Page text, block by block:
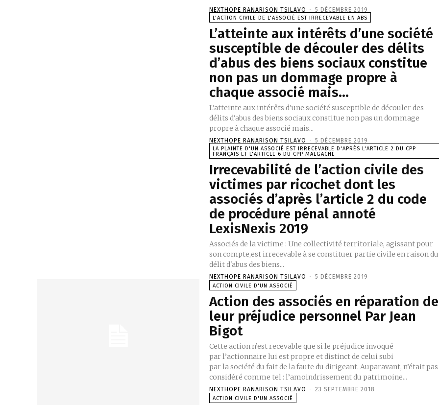
NEXTHOPE RANARISON TSILAVO - 5 DÉCEMBRE 2019
L'ACTION CIVILE DE L'ASSOCIÉ EST IRRECEVABLE EN ABS
L’atteinte aux intérêts d’une société
susceptible de découler des délits
d’abus des biens sociaux constitue
non pas un dommage propre à
chaque associé mais...
L'atteinte aux intérêts d'une société susceptible de découler des
délits d'abus des biens sociaux constitue non pas un dommage
propre à chaque associé mais...
NEXTHOPE RANARISON TSILAVO - 5 DÉCEMBRE 2019
LA PLAINTE D'UN ASSOCIÉ EST IRRECEVABLE D'APRÈS L'ARTICLE 2 DU CPP
FRANÇAIS ET L'ARTICLE 6 DU CPP MALGACHE
Irrecevabilité de l’action civile des
victimes par ricochet dont les
associés d’après l’article 2 du code
de procédure pénal annoté
LexisNexis 2019
Associés de la victime : Une collectivité territoriale, agissant pour
son compte,est irrecevable à se constituer partie civile en raison du
délit d'abus des biens...
NEXTHOPE RANARISON TSILAVO - 5 DÉCEMBRE 2019
ACTION CIVILE D'UN ASSOCIÉ
Action des associés en réparation de
leur préjudice personnel Par Jean
Bigot
Cette action n’est recevable que si le préjudice invoqué
par l’actionnaire lui est propre et distinct de celui subi
par la société du fait de la faute du dirigeant. Auparavant, n’était pas
considéré comme tel : l’amoindrissement du patrimoine...
NEXTHOPE RANARISON TSILAVO - 23 SEPTEMBRE 2018
ACTION CIVILE D'UN ASSOCIÉ